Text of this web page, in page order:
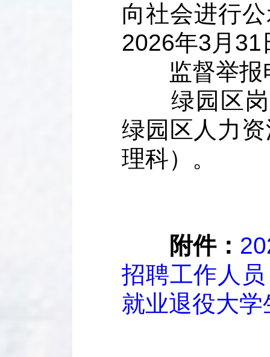
向社会进行
2026年3月31
监督举报
绿园区岗
绿园区人力
理科）。
附件：
招聘工作人
就业退役大